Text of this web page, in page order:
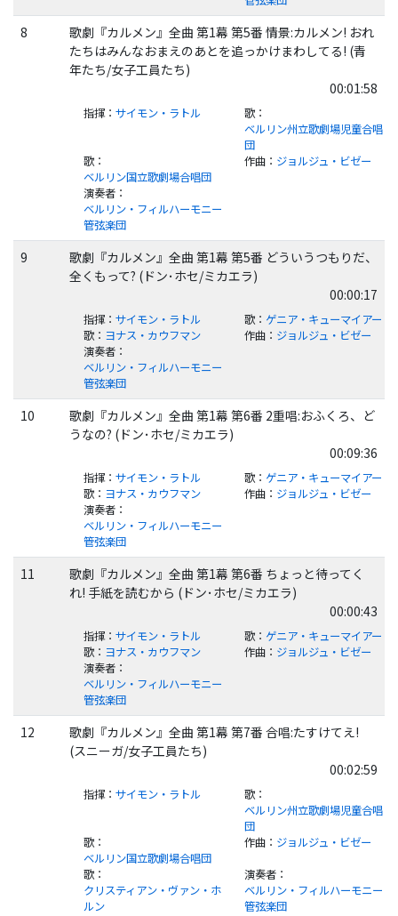
8
歌劇『カルメン』全曲 第1幕 第5番 情景:カルメン! おれ
たちはみんなおまえのあとを追っかけまわしてる! (青
年たち/女子工員たち)
00:01:58
指揮： サイモン・ラトル 歌：
ベルリン州立歌劇場児童合唱
団
歌：
ベルリン国立歌劇場合唱団
作曲： ジョルジュ・ビゼー
演奏者：
ベルリン・フィルハーモニー
管弦楽団
9
歌劇『カルメン』全曲 第1幕 第5番 どういうつもりだ、
全くもって? (ドン･ホセ/ミカエラ)
00:00:17
指揮： サイモン・ラトル 歌： ゲニア・キューマイアー
歌： ヨナス・カウフマン 作曲： ジョルジュ・ビゼー
演奏者：
ベルリン・フィルハーモニー
管弦楽団
10
歌劇『カルメン』全曲 第1幕 第6番 2重唱:おふくろ、ど
うなの? (ドン･ホセ/ミカエラ)
00:09:36
指揮： サイモン・ラトル 歌： ゲニア・キューマイアー
歌： ヨナス・カウフマン 作曲： ジョルジュ・ビゼー
演奏者：
ベルリン・フィルハーモニー
管弦楽団
11
歌劇『カルメン』全曲 第1幕 第6番 ちょっと待ってく
れ! 手紙を読むから (ドン･ホセ/ミカエラ)
00:00:43
指揮： サイモン・ラトル 歌： ゲニア・キューマイアー
歌： ヨナス・カウフマン 作曲： ジョルジュ・ビゼー
演奏者：
ベルリン・フィルハーモニー
管弦楽団
12
歌劇『カルメン』全曲 第1幕 第7番 合唱:たすけてえ!
(スニーガ/女子工員たち)
00:02:59
指揮： サイモン・ラトル 歌：
ベルリン州立歌劇場児童合唱
団
歌：
ベルリン国立歌劇場合唱団
作曲： ジョルジュ・ビゼー
歌：
クリスティアン・ヴァン・ホ
ルン
演奏者：
ベルリン・フィルハーモニー
管弦楽団